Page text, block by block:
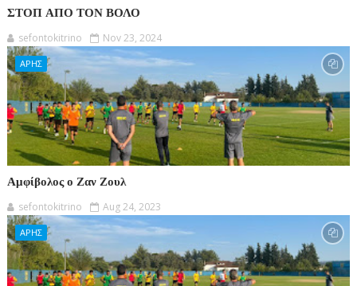
ΣΤΟΠ ΑΠΟ ΤΟΝ ΒΟΛΟ
sefontokitrino Nov 23, 2024
ΑΡΗΣ
Αμφίβολος ο Ζαν Ζουλ
sefontokitrino Aug 24, 2023
ΑΡΗΣ